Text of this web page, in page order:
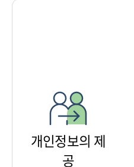
개인정보의 제
공